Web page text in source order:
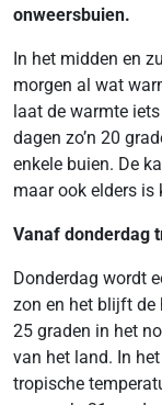
onweersbuien.
In het midden en
morgen al wat
laat de warmte
dagen zo’n 20
enkele buien. De
maar ook elders is
Vanaf donderdag
Donderdag wordt
zon en het blijft de
25 graden in het
van het land. In
tropische